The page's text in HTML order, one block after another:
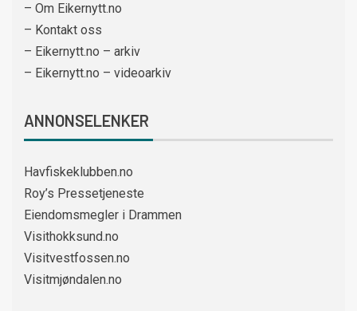
– Om Eikernytt.no
– Kontakt oss
– Eikernytt.no – arkiv
– Eikernytt.no – videoarkiv
ANNONSELENKER
Havfiskeklubben.no
Roy’s Pressetjeneste
Eiendomsmegler i Drammen
Visithokksund.no
Visitvestfossen.no
Visitmjøndalen.no